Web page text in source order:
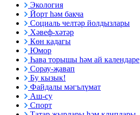
Экология
Йорт һәм бакча
Социаль челтәр йолдызлары
Хәвеф-хәтәр
Көн кадагы
Юмор
Һава торышы һәм ай календаре
Сорау-җавап
Бу кызык!
Файдалы мәгълүмат
Аш-су
Спорт